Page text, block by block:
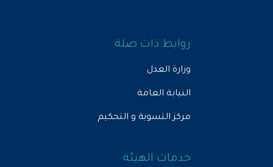
روابط ذات صلة
وزارة العدل
النيابة العامة
مركز التسوية و التحكيم
خدمات الهيئة